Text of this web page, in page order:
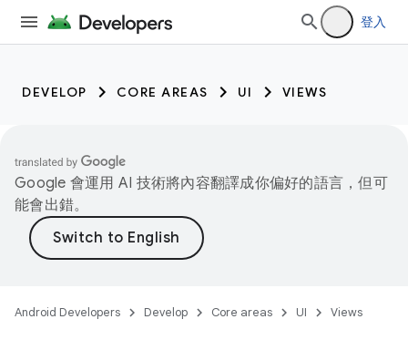
登入
DEVELOP CORE AREAS UI VIEWS
Google 會運用 AI 技術將內容翻譯成你偏好的語言，但可
能會出錯。
Android Developers Develop Core areas UI Views